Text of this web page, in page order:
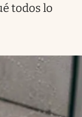
todos lo